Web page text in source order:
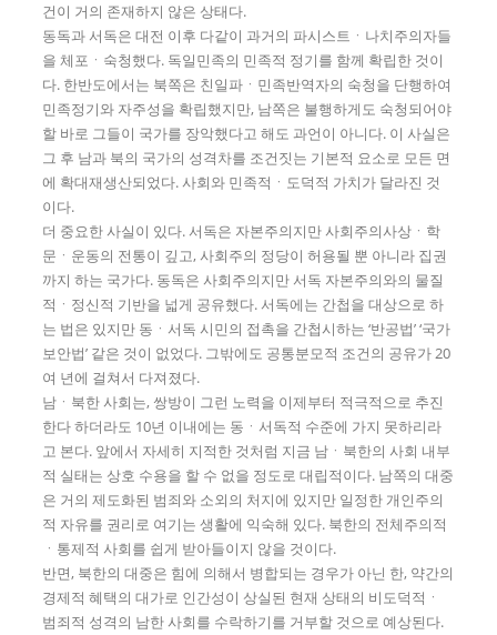
건이 거의 존재하지 않은 상태다.
동독과 서독은 대전 이후 다같이 과거의 파시스트ㆍ나치주의자들
을 체포ㆍ숙청했다. 독일민족의 민족적 정기를 함께 확립한 것이
다. 한반도에서는 북쪽은 친일파ㆍ민족반역자의 숙청을 단행하여
민족정기와 자주성을 확립했지만, 남쪽은 불행하게도 숙청되어야
할 바로 그들이 국가를 장악했다고 해도 과언이 아니다. 이 사실은
그 후 남과 북의 국가의 성격차를 조건짓는 기본적 요소로 모든 면
에 확대재생산되었다. 사회와 민족적ㆍ도덕적 가치가 달라진 것
이다.
더 중요한 사실이 있다. 서독은 자본주의지만 사회주의사상ㆍ학
문ㆍ운동의 전통이 깊고, 사회주의 정당이 허용될 뿐 아니라 집권
까지 하는 국가다. 동독은 사회주의지만 서독 자본주의와의 물질
적ㆍ정신적 기반을 넓게 공유했다. 서독에는 간첩을 대상으로 하
는 법은 있지만 동ㆍ서독 시민의 접촉을 간첩시하는 ‘반공법’ ‘국가
보안법’ 같은 것이 없었다. 그밖에도 공통분모적 조건의 공유가 20
여 년에 걸쳐서 다져졌다.
남ㆍ북한 사회는, 쌍방이 그런 노력을 이제부터 적극적으로 추진
한다 하더라도 10년 이내에는 동ㆍ서독적 수준에 가지 못하리라
고 본다. 앞에서 자세히 지적한 것처럼 지금 남ㆍ북한의 사회 내부
적 실태는 상호 수용을 할 수 없을 정도로 대립적이다. 남쪽의 대중
은 거의 제도화된 범죄와 소외의 처지에 있지만 일정한 개인주의
적 자유를 권리로 여기는 생활에 익숙해 있다. 북한의 전체주의적
ㆍ통제적 사회를 쉽게 받아들이지 않을 것이다.
반면, 북한의 대중은 힘에 의해서 병합되는 경우가 아닌 한, 약간의
경제적 혜택의 대가로 인간성이 상실된 현재 상태의 비도덕적ㆍ
범죄적 성격의 남한 사회를 수락하기를 거부할 것으로 예상된다.